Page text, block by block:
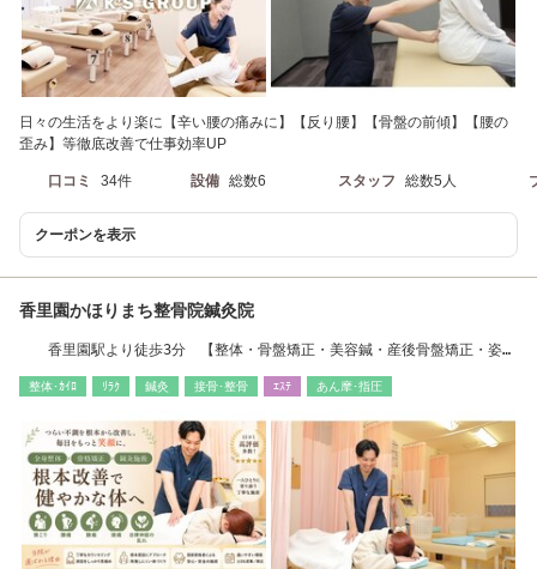
日々の生活をより楽に【辛い腰の痛みに】【反り腰】【骨盤の前傾】【腰の
歪み】等徹底改善で仕事効率UP
口コミ 34件 設備 総数6 スタッフ 総数5人
クーポンを表示
香里園かほりまち整骨院鍼灸院
香里園駅より徒歩3分 【整体・骨盤矯正・美容鍼・産後骨盤矯正・姿勢
整体･ｶｲﾛ ﾘﾗｸ 鍼灸 接骨･整骨 ｴｽﾃ あん摩･指圧